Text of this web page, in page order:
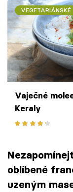
VEGETARIÁNSKÉ
Vaječné
Keraly
oblíbené
uzeným